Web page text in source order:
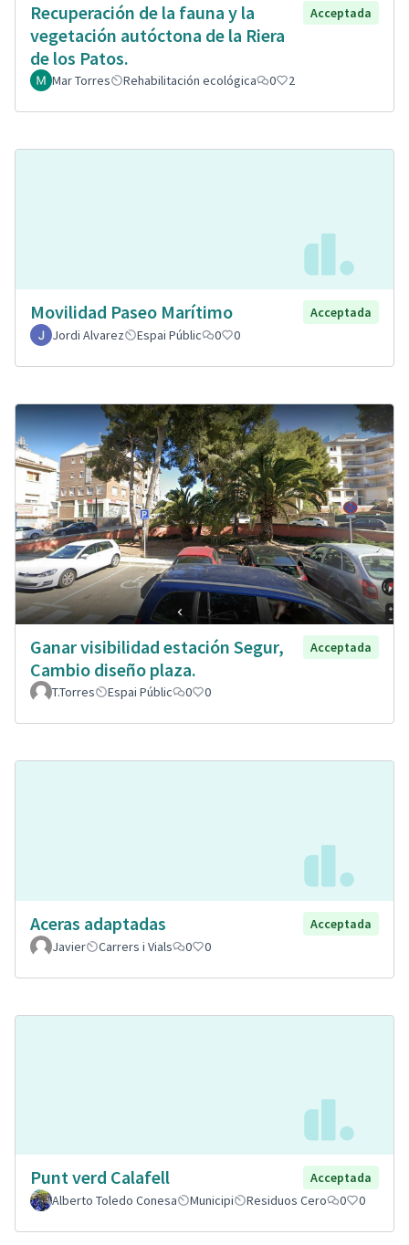
Recuperación de la fauna y la
vegetación autóctona de la Riera
de los Patos.
Acceptada
Mar Torres Rehabilitación ecológica 0 2
Movilidad Paseo Marítimo
Acceptada
Jordi Alvarez
Espai Públic 0 0
Ganar visibilidad estación Segur,
Cambio diseño plaza.
Acceptada
T.Torres Espai Públic 0 0
Aceras adaptadas
Acceptada
Javier
Carrers i Vials 0 0
Punt verd Calafell
Acceptada
Alberto Toledo Conesa
Municipi Residuos Cero 0 0